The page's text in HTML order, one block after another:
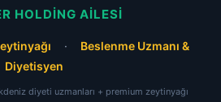
HOLDING AILESI
·
Beslenme Uzmanı &
Diyetisyen
diyeti uzmanları + premium zeytinyağı